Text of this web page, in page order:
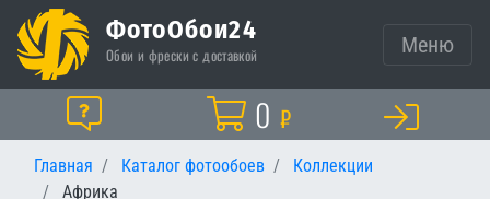
ФотоОбои24
Обои и фрески с доставкой Меню
Помощь Корзина
0 ₽
Главная Каталог фотообоев
Коллекции
Африка